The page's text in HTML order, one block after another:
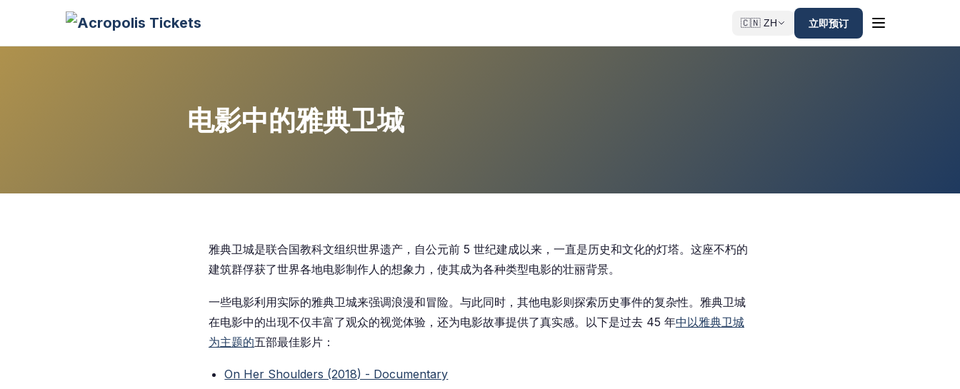
🇨🇳 ZH 立即预订
电影中的雅典卫城
雅典卫城是联合国教科文组织世界遗产，自公元前 5 世纪建成以来，一直是历史和文化的灯塔。这座不朽的
建筑群俘获了世界各地电影制作人的想象力，使其成为各种类型电影的壮丽背景。
一些电影利用实际的雅典卫城来强调浪漫和冒险。与此同时，其他电影则探索历史事件的复杂性。雅典卫城
在电影中的出现不仅丰富了观众的视觉体验，还为电影故事提供了真实感。以下是过去 45 年中以雅典卫城
为主题的五部最佳影片 ：
On Her Shoulders (2018) - Documentary